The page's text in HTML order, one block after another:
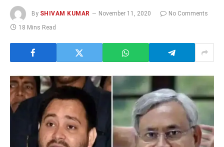
By SHIVAM KUMAR November 11, 2020
No Comments
18 Mins Read